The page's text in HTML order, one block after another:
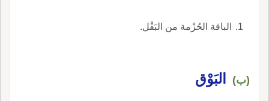
الباقة الحُزْمة من البَقْل.
(ب) البَوْق